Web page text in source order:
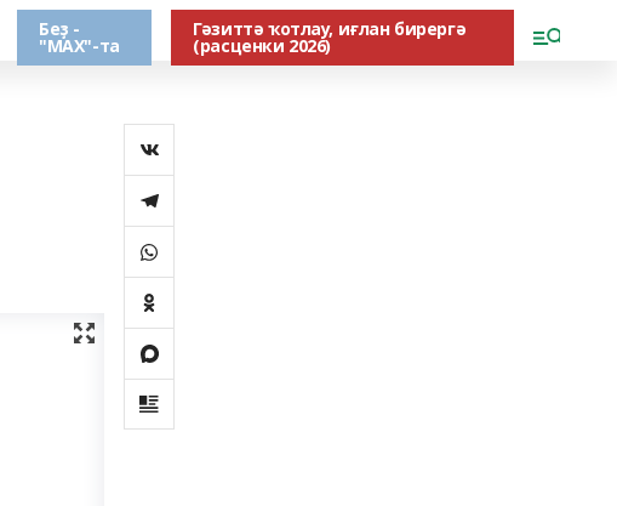
Беҙ -
"МАХ"-та
Гәзиттә ҡотлау, иғлан бирергә
(расценки 2026)